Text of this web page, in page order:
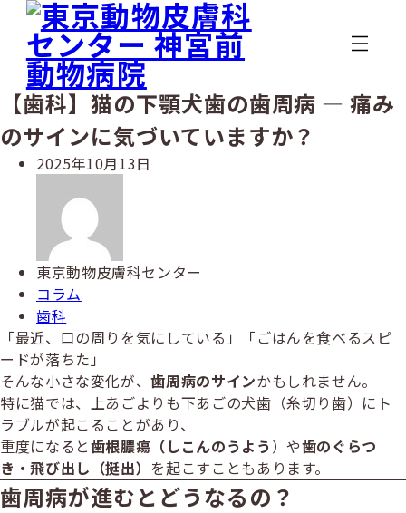
ン
【歯科】猫の下顎犬歯の歯周病 ― 痛み
のサインに気づいていますか？
投
2025年10月13日
東京動物皮膚科センター
カ
テ
ゴ
リ
ー
コラム
カ
テ
ゴ
リ
ー
歯科
「最近、口の周りを気にしている」「ごはんを食べるスピ
ードが落ちた」
そんな小さな変化が、歯周病のサインかもしれません。
特に猫では、上あごよりも下あごの犬歯（糸切り歯）にト
ラブルが起こることがあり、
重度になると歯根膿瘍（しこんのうよう ）や歯のぐらつ
き・飛び出し（挺出） を起こすこともあります。
歯周病が進むとどうなるの？